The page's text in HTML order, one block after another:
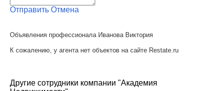
Отправить Отмена
Объявления профессионала Иванова Виктория
К сожалению, у агента нет объектов на сайте Restate.ru
Другие сотрудники компании "Академия